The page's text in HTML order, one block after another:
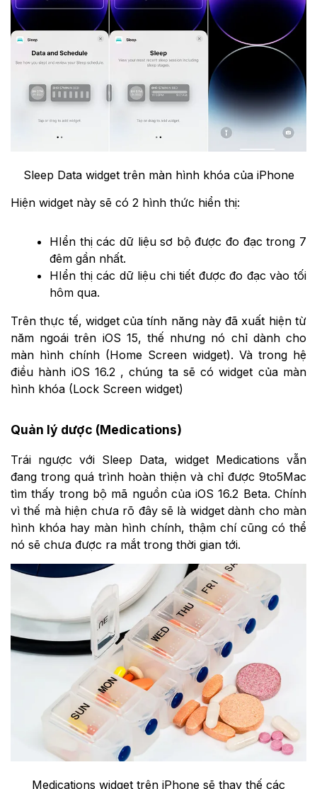
Sleep Data widget trên màn hình khóa của iPhone
Hiện widget này sẽ có 2 hình thức hiển thị:
HIển thị các dữ liệu sơ bộ được đo đạc trong 7
đêm gần nhất.
HIển thị các dữ liệu chi tiết được đo đạc vào tối
hôm qua.
Trên thực tế, widget của tính năng này đã xuất hiện từ
năm ngoái trên iOS 15, thế nhưng nó chỉ dành cho
màn hình chính (Home Screen widget). Và trong hệ
điều hành iOS 16.2 , chúng ta sẽ có widget của màn
hình khóa (Lock Screen widget)
Quản lý dược (Medications)
Trái ngược với Sleep Data, widget Medications vẫn
đang trong quá trình hoàn thiện và chỉ được 9to5Mac
tìm thấy trong bộ mã nguồn của iOS 16.2 Beta. Chính
vì thế mà hiện chưa rõ đây sẽ là widget dành cho màn
hình khóa hay màn hình chính, thậm chí cũng có thể
nó sẽ chưa được ra mắt trong thời gian tới.
Medications widget trên iPhone sẽ thay thế các